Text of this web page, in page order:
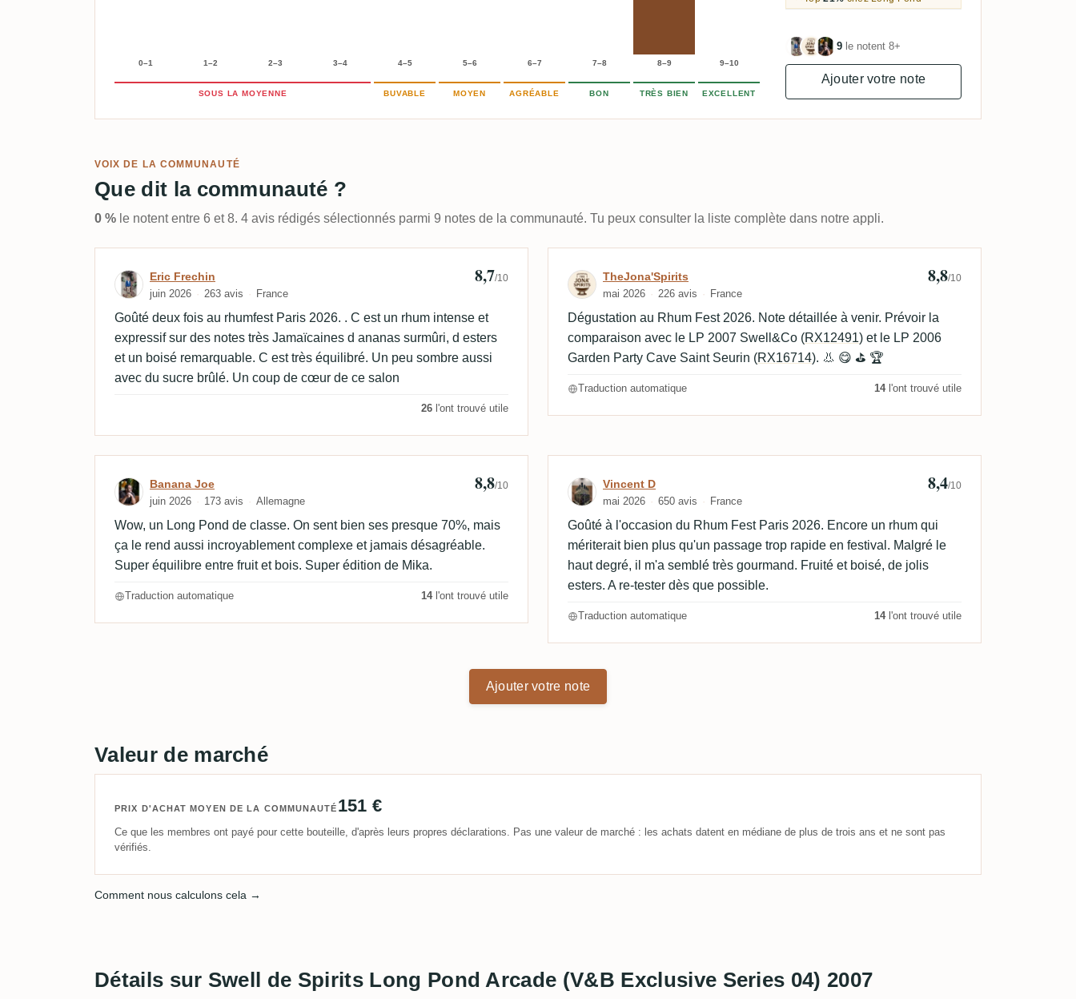
0–1 1–2 2–3 3–4 4–5 5–6 6–7 7–8 8–9 9–10
SOUS LA MOYENNE BUVABLE MOYEN AGRÉABLE BON TRÈS BIEN EXCELLENT
9 le notent 8+
Ajouter votre note
VOIX DE LA COMMUNAUTÉ
Que dit la communauté ?
0 % le notent entre 6 et 8. 4 avis rédigés sélectionnés parmi 9 notes de la communauté. Tu peux consulter la liste complète dans notre appli.
Avis de Eric Frechin
Eric Frechin
juin 2026 263 avis France
8,7/10
Goûté deux fois au rhumfest Paris 2026. . C est un rhum intense et
expressif sur des notes très Jamaïcaines d ananas surmûri, d esters
et un boisé remarquable. C est très équilibré. Un peu sombre aussi
avec du sucre brûlé. Un coup de cœur de ce salon
26 l'ont trouvé utile
Avis de TheJona'Spirits
TheJona'Spirits
mai 2026 226 avis France
8,8/10
Dégustation au Rhum Fest 2026. Note détaillée à venir. Prévoir la
comparaison avec le LP 2007 Swell&Co (RX12491) et le LP 2006
Garden Party Cave Saint Seurin (RX16714). 👃 😋 ⛳ 🏆
Traduction automatique 14l'ont trouvé utile
Avis de Banana Joe
Banana Joe
juin 2026 173 avis Allemagne
8,8/10
Wow, un Long Pond de classe. On sent bien ses presque 70%, mais
ça le rend aussi incroyablement complexe et jamais désagréable.
Super équilibre entre fruit et bois. Super édition de Mika.
Traduction automatique 14l'ont trouvé utile
Avis de Vincent D
Vincent D
mai 2026 650 avis France
8,4/10
Goûté à l'occasion du Rhum Fest Paris 2026. Encore un rhum qui
mériterait bien plus qu'un passage trop rapide en festival. Malgré le
haut degré, il m'a semblé très gourmand. Fruité et boisé, de jolis
esters. A re-tester dès que possible.
Traduction automatique 14l'ont trouvé utile
Ajouter votre note
Valeur de marché
PRIX D'ACHAT MOYEN DE LA COMMUNAUTÉ 151 €
Ce que les membres ont payé pour cette bouteille, d'après leurs propres déclarations. Pas une valeur de marché : les achats datent en médiane de plus de trois ans et ne sont pas
vérifiés.
Comment nous calculons cela →
Détails sur Swell de Spirits Long Pond Arcade (V&B Exclusive Series 04) 2007